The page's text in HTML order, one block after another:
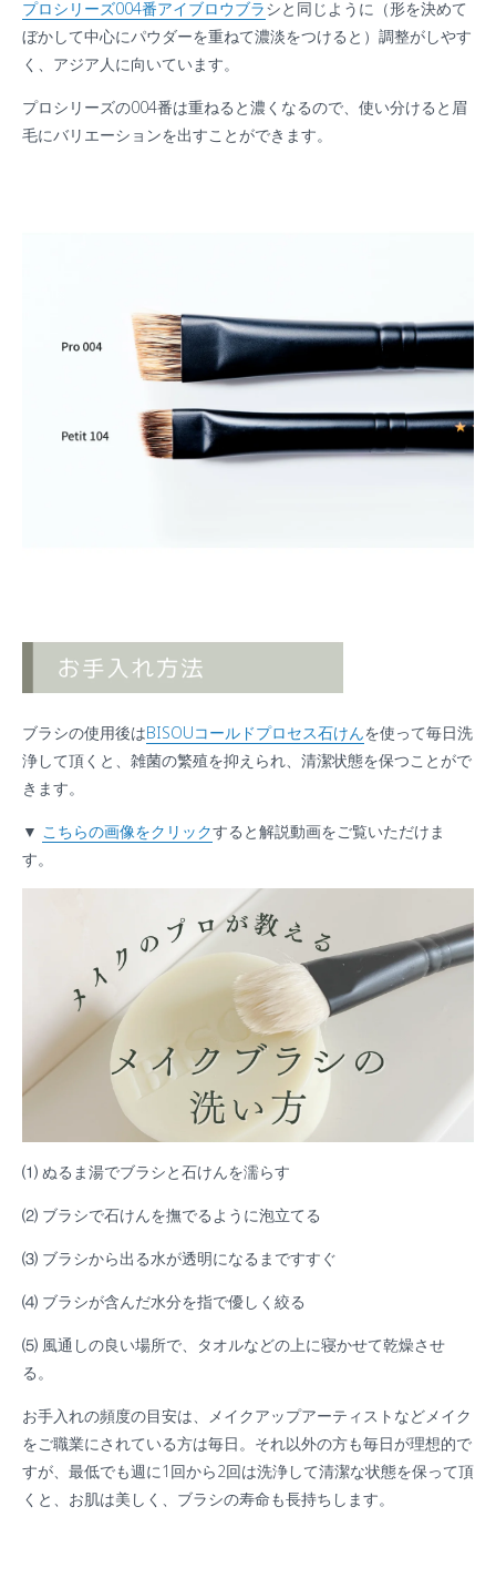
プロシリーズ004番アイブロウブラシと同じように（形を決めて
ぼかして中心にパウダーを重ねて濃淡をつけると）調整がしやす
く、アジア人に向いています。
プロシリーズの004番は重ねると濃くなるので、使い分けると眉
毛にバリエーションを出すことができます。
ブラシの使用後はBISOUコールドプロセス石けんを使って毎日洗
浄して頂くと、雑菌の繁殖を抑えられ、清潔状態を保つことがで
きます。
▼ こちらの画像をクリックすると解説動画をご覧いただけま
す。
⑴ ぬるま湯でブラシと石けんを濡らす
⑵ ブラシで石けんを撫でるように泡立てる
⑶ ブラシから出る水が透明になるまですすぐ
⑷ ブラシが含んだ水分を指で優しく絞る
⑸ 風通しの良い場所で、タオルなどの上に寝かせて乾燥させ
る。
お手入れの頻度の目安は、メイクアップアーティストなどメイク
をご職業にされている方は毎日。それ以外の方も毎日が理想的で
すが、最低でも週に1回から2回は洗浄して清潔な状態を保って頂
くと、お肌は美しく、ブラシの寿命も長持ちします。